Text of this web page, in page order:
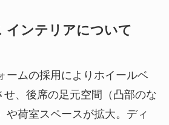
インテリアについて
ームの採用によりホイールベ
せ、後席の足元空間（凸部のな
や荷室スペースが拡大。ディ